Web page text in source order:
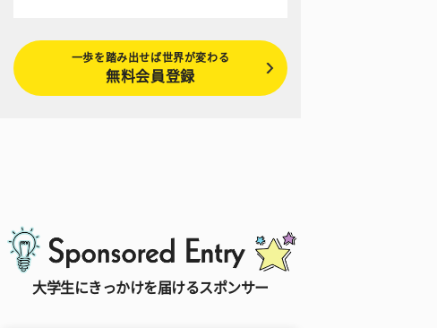
一歩を踏み出せば世界が変わる
無料会員登録
大学生にきっかけを届けるスポンサー